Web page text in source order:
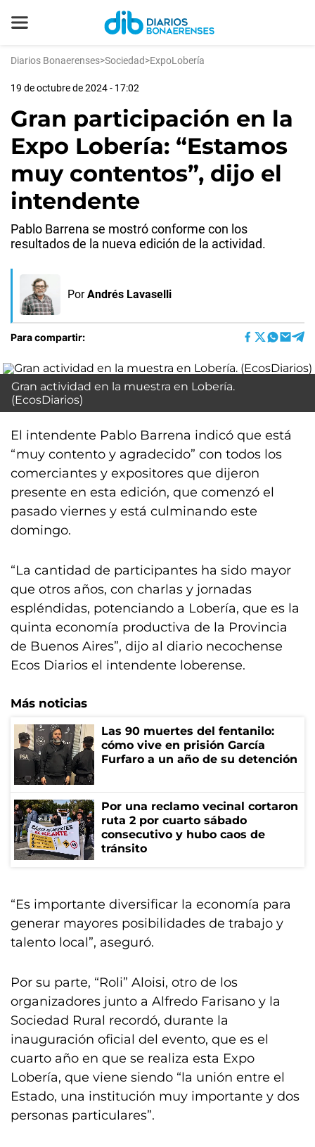
Diarios Bonaerenses>Sociedad>ExpoLobería
19 de octubre de 2024 - 17:02
Gran participación en la
Expo Lobería: “Estamos
muy contentos”, dijo el
intendente
Pablo Barrena se mostró conforme con los
resultados de la nueva edición de la actividad.
Por Andrés Lavaselli
Para compartir:
Gran actividad en la muestra en Lobería.
(EcosDiarios)
El intendente Pablo Barrena indicó que está
“muy contento y agradecido” con todos los
comerciantes y expositores que dijeron
presente en esta edición, que comenzó el
pasado viernes y está culminando este
domingo.
“La cantidad de participantes ha sido mayor
que otros años, con charlas y jornadas
espléndidas, potenciando a Lobería, que es la
quinta economía productiva de la Provincia
de Buenos Aires”, dijo al diario necochense
Ecos Diarios el intendente loberense.
Más noticias
Las 90 muertes del fentanilo:
cómo vive en prisión García
Furfaro a un año de su detención
Por una reclamo vecinal cortaron
ruta 2 por cuarto sábado
consecutivo y hubo caos de
tránsito
“Es importante diversificar la economía para
generar mayores posibilidades de trabajo y
talento local”, aseguró.
Por su parte, “Roli” Aloisi, otro de los
organizadores junto a Alfredo Farisano y la
Sociedad Rural recordó, durante la
inauguración oficial del evento, que es el
cuarto año en que se realiza esta Expo
Lobería, que viene siendo “la unión entre el
Estado, una institución muy importante y dos
personas particulares”.